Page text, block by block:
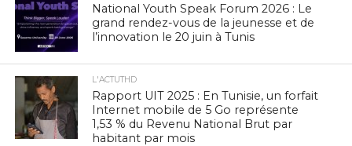
National Youth Speak Forum 2026 : Le
grand rendez-vous de la jeunesse et de
l’innovation le 20 juin à Tunis
L'ACTUTHD
Rapport UIT 2025 : En Tunisie, un forfait
Internet mobile de 5 Go représente
1,53 % du Revenu National Brut par
habitant par mois